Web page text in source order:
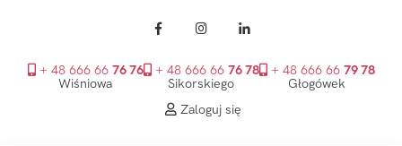
+ 48 666 66 76 76
Wiśniowa
+ 48 666 66 76 78
Sikorskiego
+ 48 666 66 79 78
Głogówek
Zaloguj się